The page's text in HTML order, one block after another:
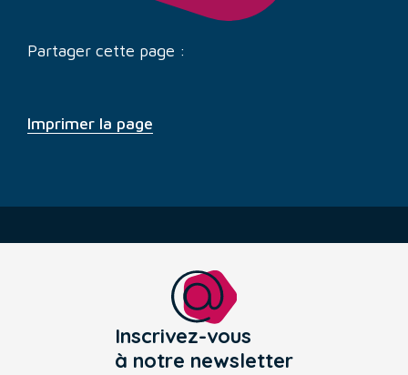
Partager cette page :
Imprimer la page
Inscrivez-vous
à notre newsletter